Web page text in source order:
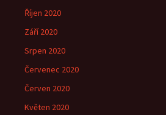
Říjen 2020
Září 2020
Srpen 2020
Červenec 2020
Červen 2020
Květen 2020